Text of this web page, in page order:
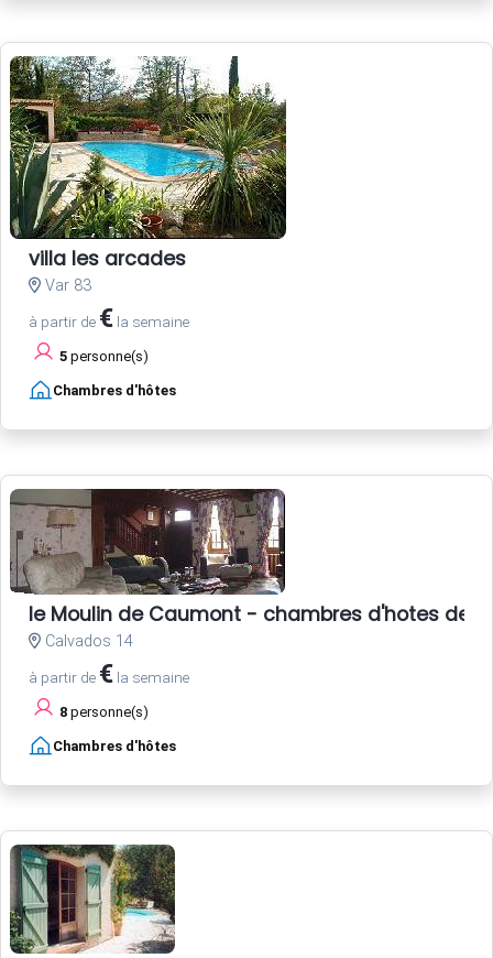
villa les arcades
Var 83
à partir de € la semaine
5 personne(s)
Chambres d'hôtes
le Moulin de Caumont - chambres d'hotes de
Calvados 14
à partir de € la semaine
8 personne(s)
Chambres d'hôtes